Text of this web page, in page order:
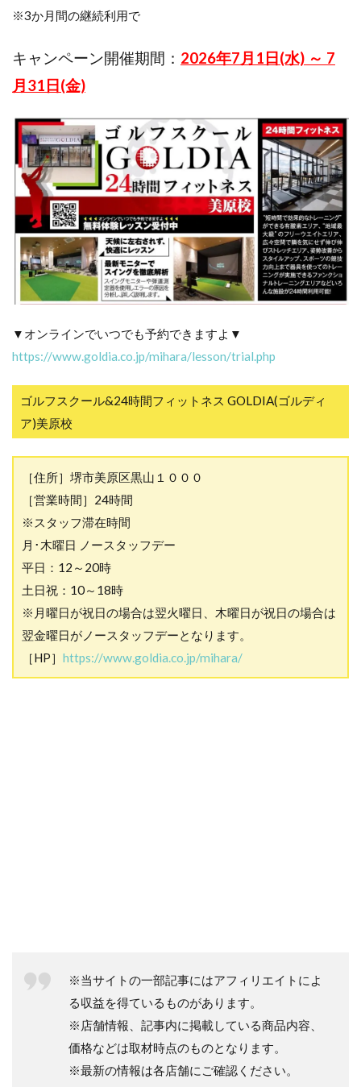
※3か月間の継続利用で
キャンペーン開催期間： 2026年7月1日(水) ～ 7
月31日(金)
▼オンラインでいつでも予約できますよ▼
https://www.goldia.co.jp/mihara/lesson/trial.php
ゴルフスクール&24時間フィットネス GOLDIA(ゴルディ
ア)美原校
［住所］堺市美原区黒山１０００
［営業時間］24時間
※スタッフ滞在時間
月･木曜日 ノースタッフデー
平日：12～20時
土日祝：10～18時
※月曜日が祝日の場合は翌火曜日、木曜日が祝日の場合は
翌金曜日がノースタッフデーとなります。
［HP］ https://www.goldia.co.jp/mihara/
※当サイトの一部記事にはアフィリエイトによ
る収益を得ているものがあります。
※店舗情報、記事内に掲載している商品内容、
価格などは取材時点のものとなります。
※最新の情報は各店舗にご確認ください。